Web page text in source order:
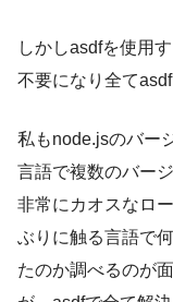
しかしasdfを使用
不要になり全て
私もnode.jsのバー
言語で複数のバー
非常にカオスなロ
ぶりに触る言語で
たのか調べるのが